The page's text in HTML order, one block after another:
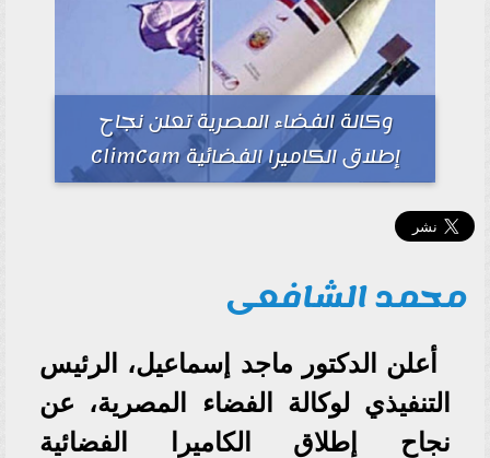
وكالة الفضاء المصرية تعلن نجاح
إطلاق الكاميرا الفضائية ClimCam
محمد الشافعى
أعلن الدكتور ماجد إسماعيل، الرئيس
التنفيذي لوكالة الفضاء المصرية، عن
نجاح إطلاق الكاميرا الفضائية